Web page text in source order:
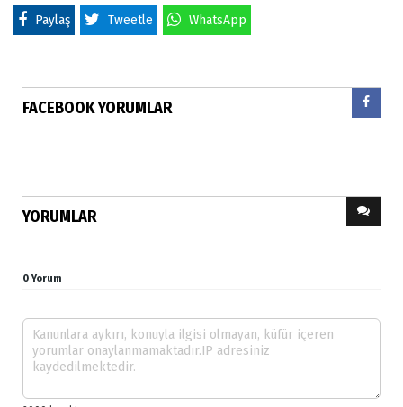
Paylaş Tweetle WhatsApp
FACEBOOK YORUMLAR
YORUMLAR
0 Yorum